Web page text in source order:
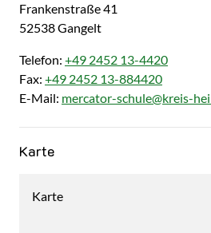
Frankenstraße41
52538Gangelt
Telefon: +49 2452 13-4420
Fax: +49 2452 13-884420
E-Mail: mercator-schule@kreis-
Karte
Karte